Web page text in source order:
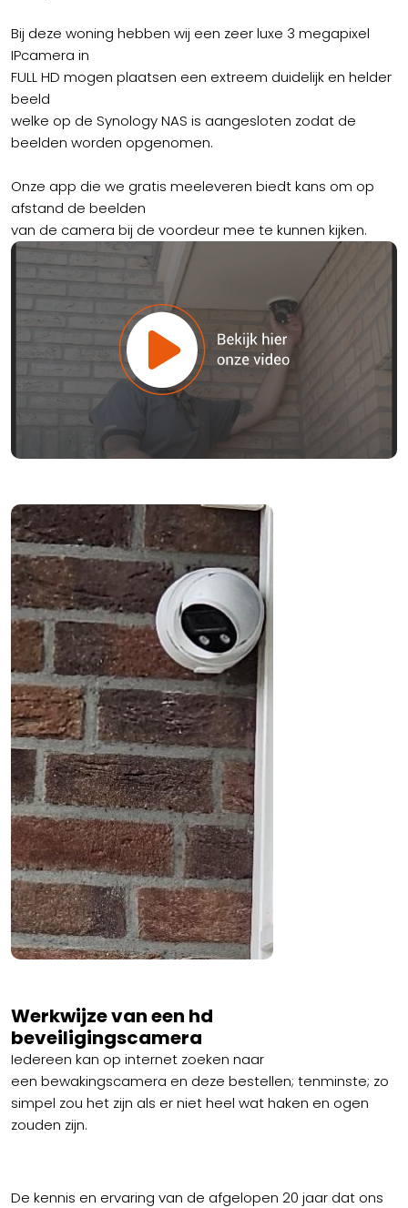
Bij deze woning hebben wij een zeer luxe 3 megapixel
IPcamera in
FULL HD mogen plaatsen een extreem duidelijk en helder
beeld
welke op de Synology NAS is aangesloten zodat de
beelden worden opgenomen.
Onze app die we gratis meeleveren biedt kans om op
afstand de beelden
van de camera bij de voordeur mee te kunnen kijken.
Werkwijze van een hd
beveiligingscamera
Iedereen kan op internet zoeken naar
een bewakingscamera en deze bestellen; tenminste; zo
simpel zou het zijn als er niet heel wat haken en ogen
zouden zijn.
De kennis en ervaring van de afgelopen 20 jaar dat ons